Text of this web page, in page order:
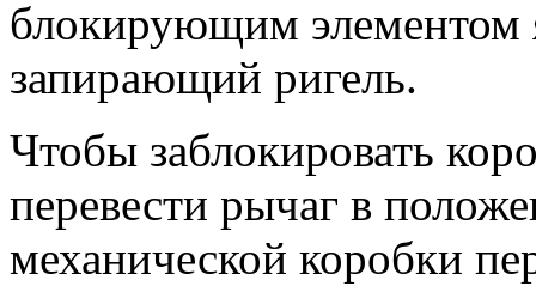
блокирующим элементом
запирающий ригель.
Чтобы заблокировать
перевести рычаг в
механической коробки